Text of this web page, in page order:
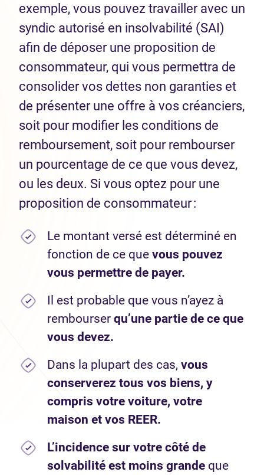
exemple, vous pouvez travailler avec un
syndic autorisé en insolvabilité (SAI)
afin de déposer une proposition de
consommateur, qui vous permettra de
consolider vos dettes non garanties et
de présenter une offre à vos créanciers,
soit pour modifier les conditions de
remboursement, soit pour rembourser
un pourcentage de ce que vous devez,
ou les deux. Si vous optez pour une
proposition de consommateur :
Le montant versé est déterminé en
fonction de ce que vous pouvez
vous permettre de payer.
Il est probable que vous n’ayez à
rembourser qu’une partie de ce que
vous devez.
Dans la plupart des cas, vous
conserverez tous vos biens, y
compris votre voiture, votre
maison et vos REER.
L’incidence sur votre côté de
solvabilité est moins grande que